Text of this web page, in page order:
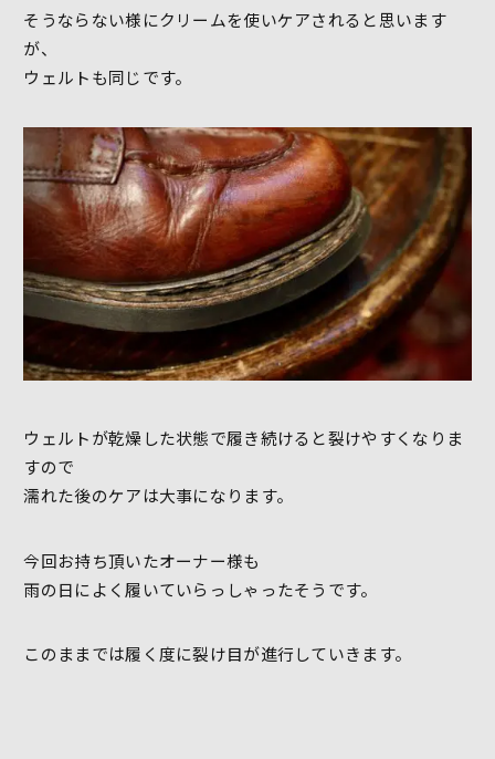
そうならない様にクリームを使いケアされると思います
が、
ウェルトも同じです。
ウェルトが乾燥した状態で履き続けると裂けやすくなりま
すので
濡れた後のケアは大事になります。
今回お持ち頂いたオーナー様も
雨の日によく履いていらっしゃったそうです。
このままでは履く度に裂け目が進行していきます。